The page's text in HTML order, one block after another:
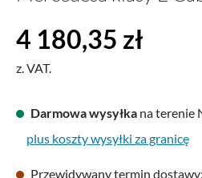
Cena regularna:
4 180,35 zł
z. VAT.
Darmowa wysyłka na terenie
plus koszty wysyłki za granicę
Przewidywany termin